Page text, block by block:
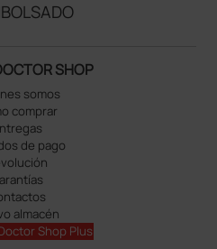
SHOP
somos
comprar
de pago
almacén
Shop Plus